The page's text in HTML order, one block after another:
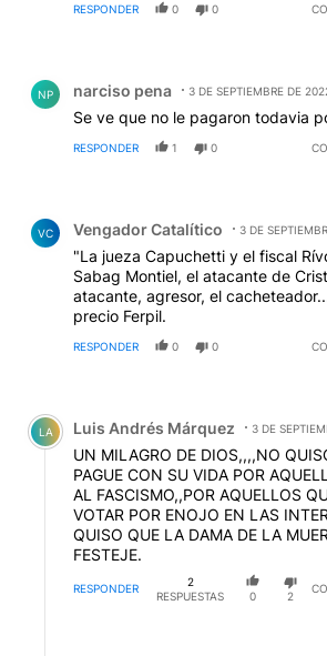
RESPONDER 0 0
NP narciso pena 3 DE SEPTIEMBRE DE
Se ve que no le pagaron todavia
RESPONDER 1 0
VC Vengador Catalítico 3 DE
"La jueza Capuchetti y el fiscal
Sabag Montiel, el atacante de
atacante, agresor, el
precio Ferpil.
RESPONDER 0 0
Comentario de Luis Andrés Márquez.
LA Luis Andrés Márquez 3 DE
UN MILAGRO DE DIOS,,,,NO
PAGUE CON SU VIDA POR
AL FASCISMO,,POR AQUELLOS
VOTAR POR ENOJO EN LAS
QUISO QUE LA DAMA DE LA
FESTEJE.
RESPONDER
2
RESPUESTAS
0 2